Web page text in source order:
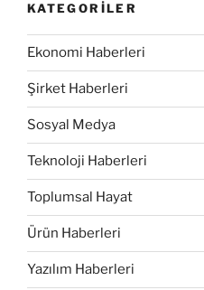
KATEGORILER
Ekonomi Haberleri
Şirket Haberleri
Sosyal Medya
Teknoloji Haberleri
Toplumsal Hayat
Ürün Haberleri
Yazılım Haberleri